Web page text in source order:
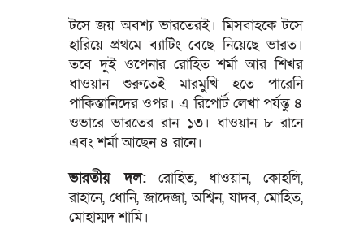
টসে জয় অবশ্য ভারতেরই। মিসবাহকে টসে
হারিয়ে প্রথমে ব্যাটিং বেছে নিয়েছে ভারত।
তবে দুই ওপেনার রোহিত শর্মা আর শিখর
ধাওয়ান শুরুতেই মারমুখি হতে পারেনি
পাকিস্তানিদের ওপর। এ রিপোর্ট লেখা পর্যন্তু ৪
ওভারে ভারতের রান ১৩। ধাওয়ান ৮ রানে
এবং শর্মা আছেন ৪ রানে।
ভারতীয় দল:রোহিত, ধাওয়ান, কোহলি,
রাহানে, ধোনি, জাদেজা, অশ্বিন, যাদব, মোহিত,
মোহাম্মদ শামি।